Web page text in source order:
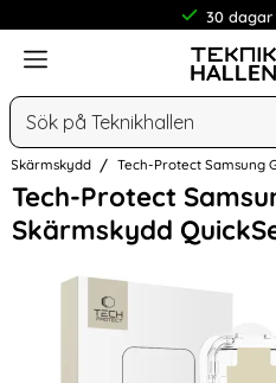
30
Meny
Sök
Skärmskydd Tech-Protect Samsung
Tech-Protect
Skärmskydd
Hoppa
över
Bilder